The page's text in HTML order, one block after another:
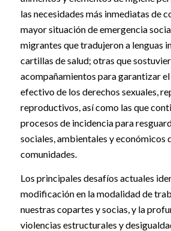
las necesidades más inmediatas de
mayor situación de emergencia
migrantes que tradujeron a lenguas
cartillas de salud; otras que
acompañamientos para garantizar
efectivo de los derechos sexuales,
reproductivos, así como las que
procesos de incidencia para
sociales, ambientales y económicos
comunidades.
Los principales desafíos actuales
modificación en la modalidad de
nuestras copartes y socias, y la
violencias estructurales y